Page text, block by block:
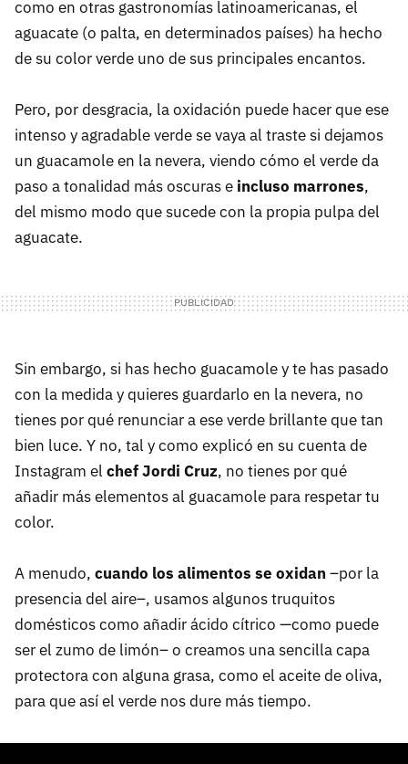
como en otras gastronomías latinoamericanas, el
aguacate (o palta, en determinados países) ha hecho
de su color verde uno de sus principales encantos.
Pero, por desgracia, la oxidación puede hacer que ese
intenso y agradable verde se vaya al traste si dejamos
un guacamole en la nevera, viendo cómo el verde da
paso a tonalidad más oscuras e incluso marrones,
del mismo modo que sucede con la propia pulpa del
aguacate.
Sin embargo, si has hecho guacamole y te has pasado
con la medida y quieres guardarlo en la nevera, no
tienes por qué renunciar a ese verde brillante que tan
bien luce. Y no, tal y como explicó en su cuenta de
Instagram el chef Jordi Cruz, no tienes por qué
añadir más elementos al guacamole para respetar tu
color.
A menudo, cuando los alimentos se oxidan –por la
presencia del aire–, usamos algunos truquitos
domésticos como añadir ácido cítrico —como puede
ser el zumo de limón– o creamos una sencilla capa
protectora con alguna grasa, como el aceite de oliva,
para que así el verde nos dure más tiempo.